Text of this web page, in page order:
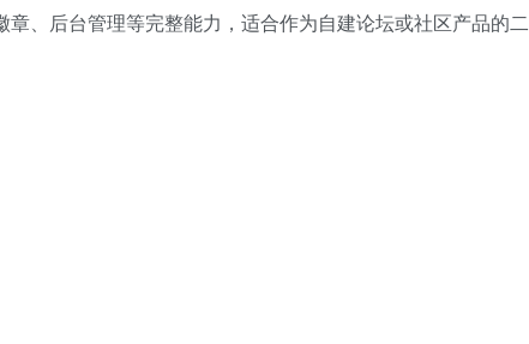
、后台管理等完整能力，适合作为自建论坛或社区产品的二